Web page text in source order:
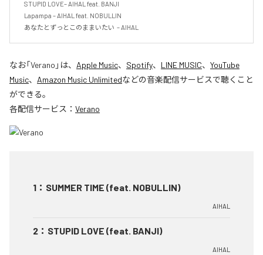
    あなたとずっとこのままいたい  – AIHAL
なお「Verano 」は、 Apple Music、 Spotify、 LINE MUSIC、 YouTube
Music、 Amazon Music Unlimitedなどの音楽配信サービスで聴くこと
ができる。
各配信サービス： Verano
1 ： SUMMER TIME (feat. NOBULLIN)
AIHAL
2 ： STUPID LOVE (feat. BANJI)
AIHAL